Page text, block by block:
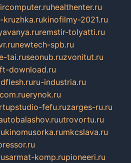
healthenter.ru
kruzhka.rukinofilmy-2021.ru
remstir-tolyatti.ru
newtech-spb.ru
tai.ruseonub.ruzvonitut.ru
download.ru
ru-industria.ru
erynok.ru
fefu.ruzarges-ru.ru
utrovortu.ru
kinomusorka.rumkcslava.ru
sarmat-komp.rupioneeri.ru